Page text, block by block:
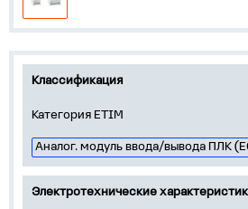
Классификация
Категория ETIM
Аналог. модуль ввода/вывода ПЛК
Электротехнические